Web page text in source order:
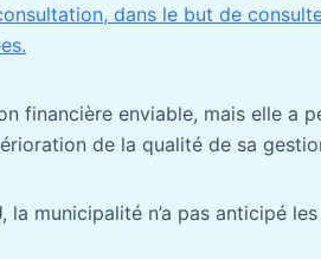
dans le but de
financière enviable, mais elle a
de la qualité de sa
la municipalité n’a pas anticipé